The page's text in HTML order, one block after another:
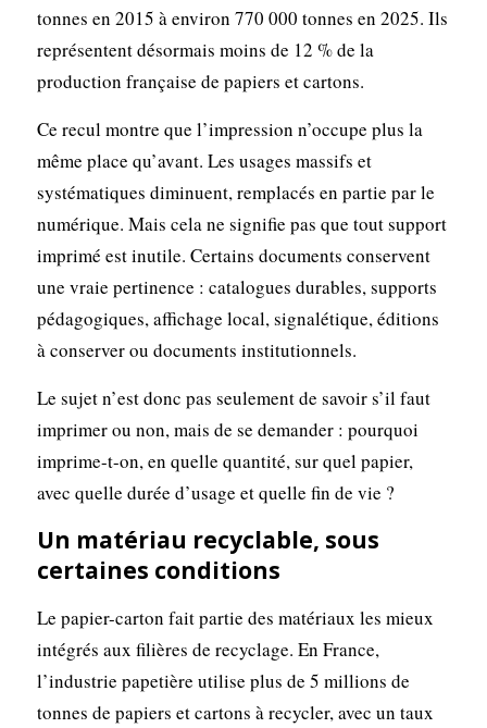
tonnes en 2015 à environ 770 000 tonnes en 2025. Ils
représentent désormais moins de 12 % de la
production française de papiers et cartons.
Ce recul montre que l’impression n’occupe plus la
même place qu’avant. Les usages massifs et
systématiques diminuent, remplacés en partie par le
numérique. Mais cela ne signifie pas que tout support
imprimé est inutile. Certains documents conservent
une vraie pertinence : catalogues durables, supports
pédagogiques, affichage local, signalétique, éditions
à conserver ou documents institutionnels.
Le sujet n’est donc pas seulement de savoir s’il faut
imprimer ou non, mais de se demander : pourquoi
imprime-t-on, en quelle quantité, sur quel papier,
avec quelle durée d’usage et quelle fin de vie ?
Un matériau recyclable, sous
certaines conditions
Le papier-carton fait partie des matériaux les mieux
intégrés aux filières de recyclage. En France,
l’industrie papetière utilise plus de 5 millions de
tonnes de papiers et cartons à recycler, avec un taux